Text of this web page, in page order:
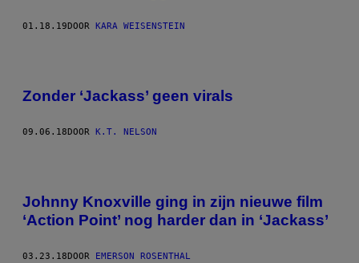
01.18.19 DOOR KARA WEISENSTEIN
Zonder ‘Jackass’ geen virals
09.06.18DOOR K.T. NELSON
Johnny Knoxville ging in zijn nieuwe film
‘Action Point’ nog harder dan in ‘Jackass’
03.23.18DOOR EMERSON ROSENTHAL